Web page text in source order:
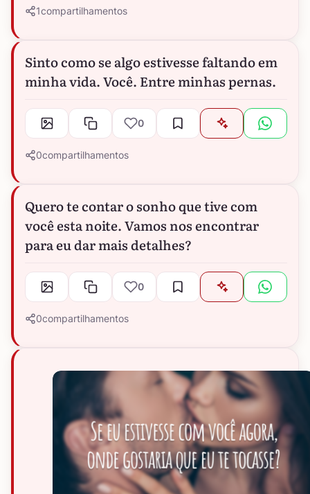
1compartilhamentos
Sinto como se algo estivesse faltando em
minha vida. Você. Entre minhas pernas.
0
0compartilhamentos
Quero te contar o sonho que tive com
você esta noite. Vamos nos encontrar
para eu dar mais detalhes?
0
0compartilhamentos